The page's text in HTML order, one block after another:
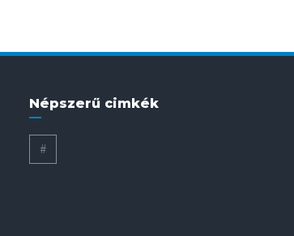
Népszerű cimkék
#